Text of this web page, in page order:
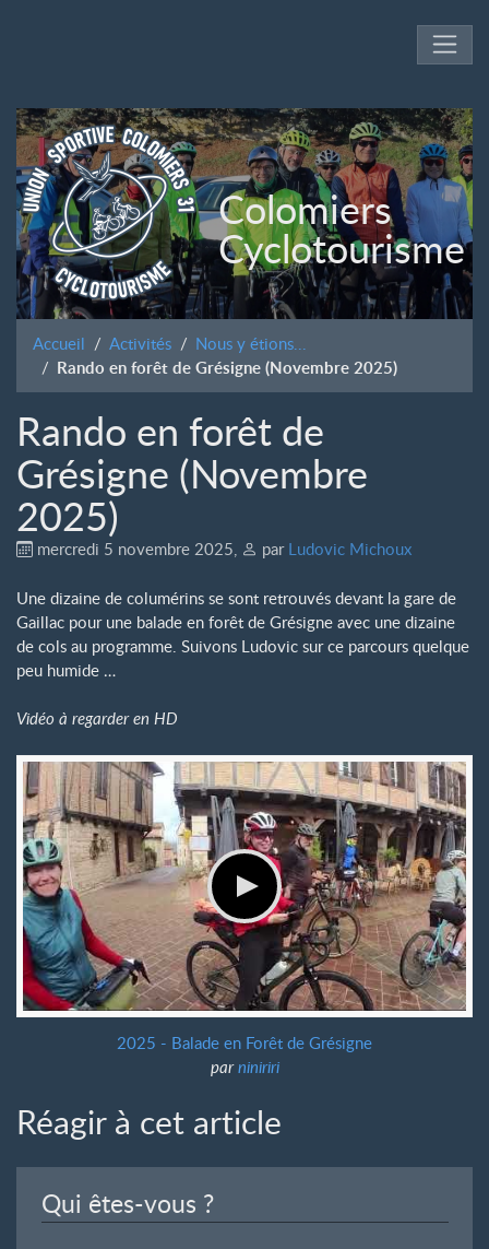
Colomiers
Cyclotourisme
Accueil Activités Nous y étions...
Rando en forêt de Grésigne (Novembre 2025)
Rando en forêt de
Grésigne (Novembre
2025)
mercredi 5 novembre 2025, par Ludovic Michoux
Une dizaine de columérins se sont retrouvés devant la gare de
Gaillac pour une balade en forêt de Grésigne avec une dizaine
de cols au programme. Suivons Ludovic sur ce parcours quelque
peu humide …
Vidéo à regarder en HD
2025 - Balade en Forêt de Grésigne
parniniriri
Réagir à cet article
Qui êtes-vous ?